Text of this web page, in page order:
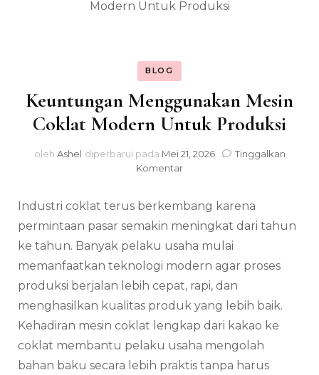
BLOG
Keuntungan Menggunakan Mesin
Coklat Modern Untuk Produksi
oleh Ashel diperbarui pada Mei 21, 2026
Tinggalkan
Komentarpada
Mesin
Coklat
Modern
Untuk
Produksi
Industri coklat terus berkembang karena
permintaan pasar semakin meningkat dari tahun
ke tahun. Banyak pelaku usaha mulai
memanfaatkan teknologi modern agar proses
produksi berjalan lebih cepat, rapi, dan
menghasilkan kualitas produk yang lebih baik.
Kehadiran mesin coklat lengkap dari kakao ke
coklat membantu pelaku usaha mengolah
bahan baku secara lebih praktis tanpa harus